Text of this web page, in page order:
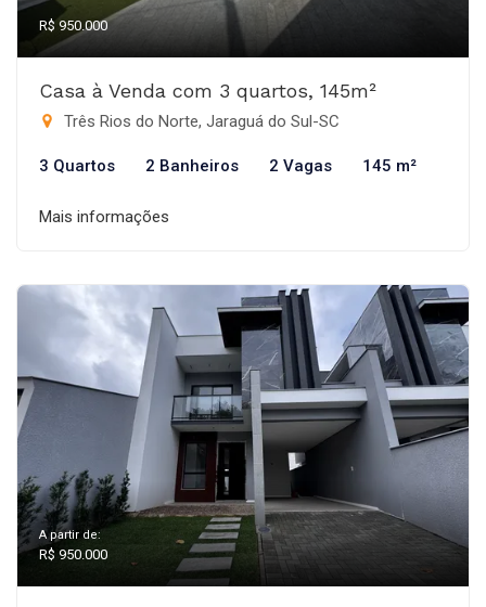
R$ 950.000
Casa à Venda com 3 quartos, 145m²
Três Rios do Norte, Jaraguá do Sul-SC
3 Quartos 2 Banheiros 2 Vagas 145 m²
Mais informações
A partir de:
R$ 950.000